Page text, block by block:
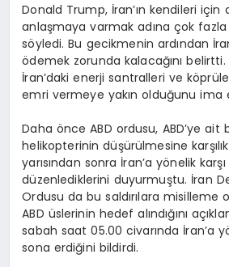
Donald Trump, İran’ın kendileri için
anlaşmaya varmak adına çok fazla
söyledi. Bu gecikmenin ardından
ödemek zorunda kalacağını
İran’daki enerji santralleri ve
emri vermeye yakın olduğunu ima
Daha önce ABD ordusu, ABD’ye ait
helikopterinin düşürülmesine
yarısından sonra İran’a yönelik karşı
düzenlediklerini duyurmuştu. İran
Ordusu da bu saldırılara misilleme
ABD üslerinin hedef alındığını
sabah saat 05.00 civarında İran’a
sona erdiğini bildirdi.